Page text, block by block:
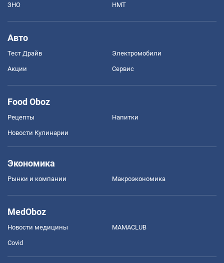
ЗНО НМТ
Авто
Тест Драйв Электромобили
Акции Сервис
Food Oboz
Рецепты Напитки
Новости Кулинарии
Экономика
Рынки и компании Mакроэкономика
MedOboz
Новости медицины MAMACLUB
Covid